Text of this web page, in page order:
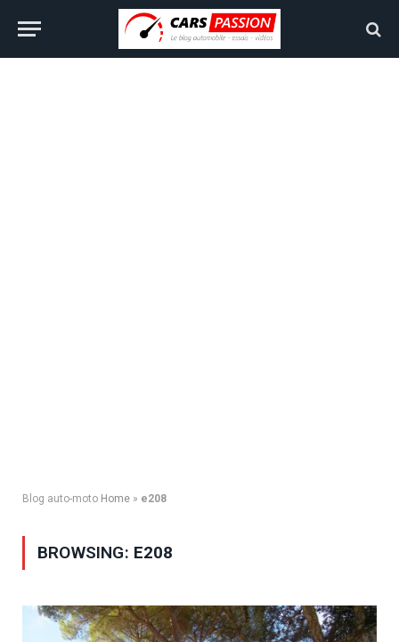
Blog auto-moto Home » e208
BROWSING: E208